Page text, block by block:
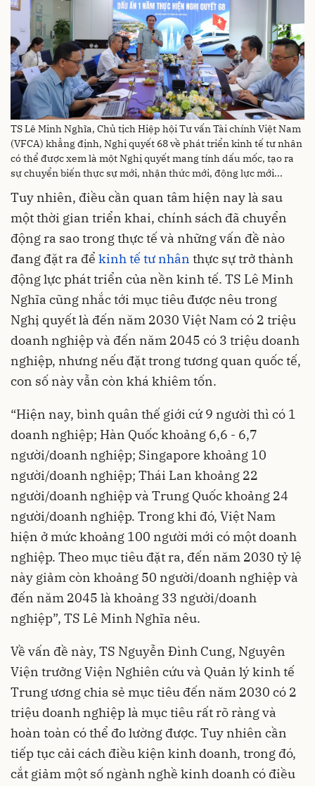
TS Lê Minh Nghĩa, Chủ tịch Hiệp hội Tư vấn Tài chính Việt Nam
(VFCA) khẳng định, Nghị quyết 68 về phát triển kinh tế tư nhân
có thể được xem là một Nghị quyết mang tính dấu mốc, tạo ra
sự chuyển biến thực sự mới, nhận thức mới, động lực mới...
Tuy nhiên, điều cần quan tâm hiện nay là sau
một thời gian triển khai, chính sách đã chuyển
động ra sao trong thực tế và những vấn đề nào
đang đặt ra để kinh tế tư nhân thực sự trở thành
động lực phát triển của nền kinh tế. TS Lê Minh
Nghĩa cũng nhắc tới mục tiêu được nêu trong
Nghị quyết là đến năm 2030 Việt Nam có 2 triệu
doanh nghiệp và đến năm 2045 có 3 triệu doanh
nghiệp, nhưng nếu đặt trong tương quan quốc tế,
con số này vẫn còn khá khiêm tốn.
“Hiện nay, bình quân thế giới cứ 9 người thì có 1
doanh nghiệp; Hàn Quốc khoảng 6,6 - 6,7
người/doanh nghiệp; Singapore khoảng 10
người/doanh nghiệp; Thái Lan khoảng 22
người/doanh nghiệp và Trung Quốc khoảng 24
người/doanh nghiệp. Trong khi đó, Việt Nam
hiện ở mức khoảng 100 người mới có một doanh
nghiệp. Theo mục tiêu đặt ra, đến năm 2030 tỷ lệ
này giảm còn khoảng 50 người/doanh nghiệp và
đến năm 2045 là khoảng 33 người/doanh
nghiệp”, TS Lê Minh Nghĩa nêu.
Về vấn đề này, TS Nguyễn Đình Cung, Nguyên
Viện trưởng Viện Nghiên cứu và Quản lý kinh tế
Trung ương chia sẻ mục tiêu đến năm 2030 có 2
triệu doanh nghiệp là mục tiêu rất rõ ràng và
hoàn toàn có thể đo lường được. Tuy nhiên cần
tiếp tục cải cách điều kiện kinh doanh, trong đó,
cắt giảm một số ngành nghề kinh doanh có điều